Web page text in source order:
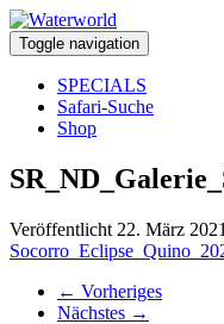
Toggle navigation
SPECIALS
Safari-Suche
Shop
Veröffentlicht 22. März 2021
← Vorheriges
Nächstes →